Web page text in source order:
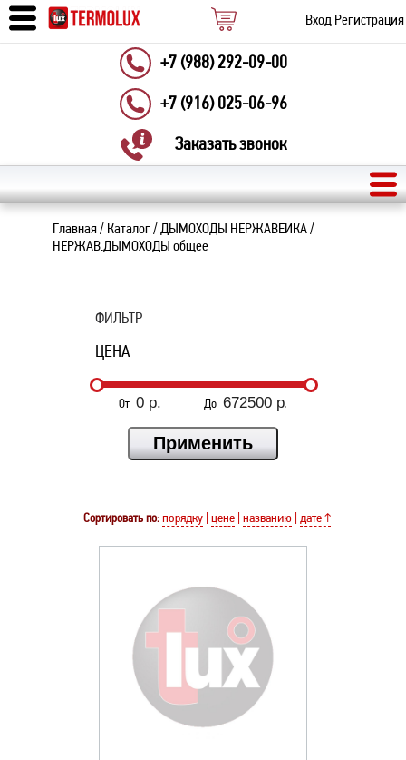
Вход Регистрация
+7 (988) 292-09-00
+7 (916) 025-06-96
Заказать звонок
Главная/ Каталог/ ДЫМОХОДЫ НЕРЖАВЕЙКА/
НЕРЖАВ.ДЫМОХОДЫ общее
ФИЛЬТР
ЦЕНА
От До
Сортировать по: порядку цене названию дате ↑